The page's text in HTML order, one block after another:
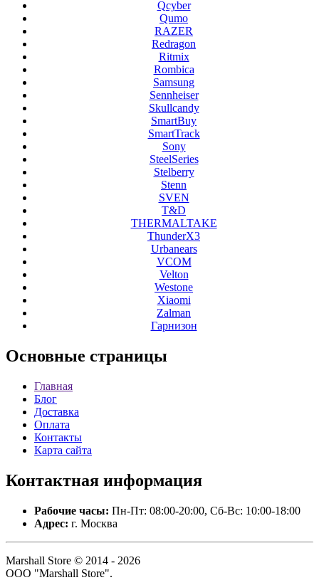
Qcyber
Qumo
RAZER
Redragon
Ritmix
Rombica
Samsung
Sennheiser
Skullcandy
SmartBuy
SmartTrack
Sony
SteelSeries
Stelberry
Stenn
SVEN
T&D
THERMALTAKE
ThunderX3
Urbanears
VCOM
Velton
Westone
Xiaomi
Zalman
Гарнизон
Основные страницы
Главная
Блог
Доставка
Оплата
Контакты
Карта сайта
Контактная информация
Рабочие часы: Пн-Пт: 08:00-20:00, Сб-Вс: 10:00-18:00
Адрес: г. Москва
Marshall Store © 2014 - 2026
ООО "Marshall Store".